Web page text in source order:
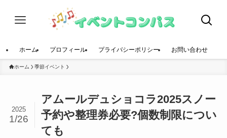
ホーム プロフィール プライバシーポリシー お問い合わせ
ホーム 季節イベント
アムールデュショコラ2025スノー
予約や整理券必要?個数制限につい
ても
2025
1/26